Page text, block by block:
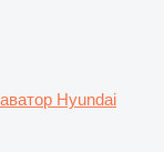
Hyundai